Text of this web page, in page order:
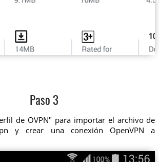
Paso 3
de OVPN" para importar el archivo de
y crear una conexión OpenVPN a